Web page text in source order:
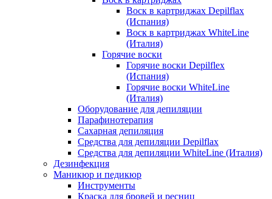
Воск в картриджах Depilflax
(Испания)
Воск в картриджах WhiteLine
(Италия)
Горячие воски
Горячие воски Depilflex
(Испания)
Горячие воски WhiteLine
(Италия)
Оборудование для депиляции
Парафинотерапия
Сахарная депиляция
Средства для депиляции Depilflax
Средства для депиляции WhiteLine (Италия)
Дезинфекция
Маникюр и педикюр
Инструменты
Краска для бровей и ресниц